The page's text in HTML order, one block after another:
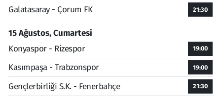
Galatasaray - Çorum FK
21:30
15 Ağustos, Cumartesi
Konyaspor - Rizespor
19:00
Kasımpaşa - Trabzonspor 19:00
Gençlerbirliği S.K. - Fenerbahçe 21:30